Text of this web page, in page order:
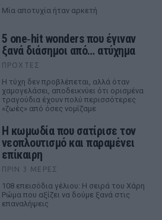
Μία αποτυχία ήταν αρκετή
5 one‑hit wonders που έγιναν
ξανά διάσημοι από… ατύχημα
ΠΡΟΧΤΈΣ
Η τύχη δεν προβλέπεται, αλλά όταν
χαμογελάσει, αποδεικνύει ότι ορισμένα
τραγούδια έχουν πολύ περισσότερες
«ζωές» από όσες νομίζαμε
Η κωμωδία που σατίρισε τον
νεοπλουτισμό και παραμένει
επίκαιρη
ΠΡΙΝ 3 ΜΈΡΕΣ
108 επεισόδια γέλιου: Η σειρά του Χάρη
Ρώμα που αξίζει να δούμε ξανά στις
επαναλήψεις